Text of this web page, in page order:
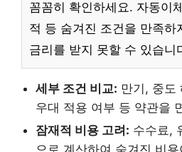
꼼꼼히 확인하세요. 자동이
적 등 숨겨진 조건을 만족하
금리를 받지 못할 수 있습니
세부 조건 비교: 만기, 중도
우대 적용 여부 등 약관을
잠재적 비용 고려: 수수료,